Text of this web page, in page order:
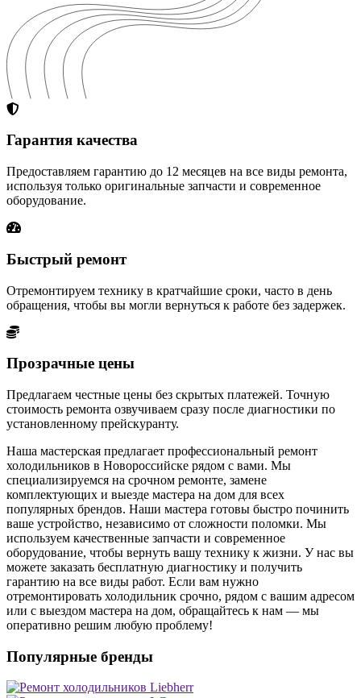
Гарантия качества
Предоставляем гарантию до 12 месяцев на все виды ремонта,
используя только оригинальные запчасти и современное
оборудование.
Быстрый ремонт
Отремонтируем технику в кратчайшие сроки, часто в день
обращения, чтобы вы могли вернуться к работе без задержек.
Прозрачные цены
Предлагаем честные цены без скрытых платежей. Точную
стоимость ремонта озвучиваем сразу после диагностики по
установленному прейскуранту.
Наша мастерская предлагает профессиональный ремонт
холодильников в Новороссийске рядом с вами. Мы
специализируемся на срочном ремонте, замене
комплектующих и выезде мастера на дом для всех
популярных брендов. Наши мастера готовы быстро починить
ваше устройство, независимо от сложности поломки. Мы
используем качественные запчасти и современное
оборудование, чтобы вернуть вашу технику к жизни. У нас вы
можете заказать бесплатную диагностику и получить
гарантию на все виды работ. Если вам нужно
отремонтировать холодильник срочно, рядом с вашим адресом
или с выездом мастера на дом, обращайтесь к нам — мы
оперативно решим любую проблему!
Популярные бренды